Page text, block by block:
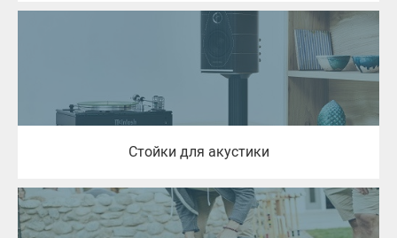
BOSE
Proel
Адаптер
Аккумулятор
Стойки для акустики